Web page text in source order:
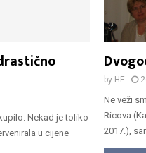
Nekad je toliko
u cijene
by HF
Ne veži
Ricova
2017.),